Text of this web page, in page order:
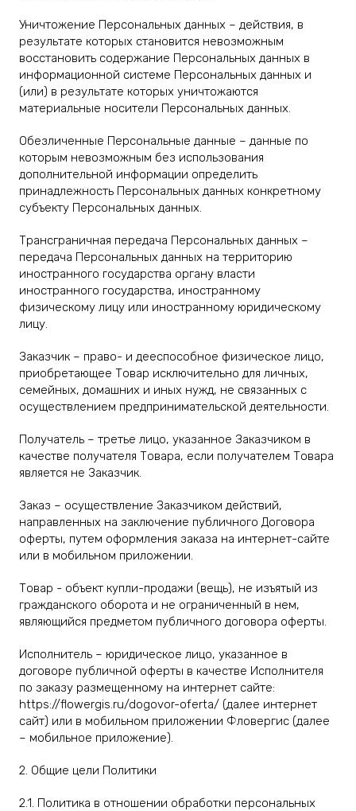
Уничтожение Персональных данных – действия, в
результате которых становится невозможным
восстановить содержание Персональных данных в
информационной системе Персональных данных и
(или) в результате которых уничтожаются
материальные носители Персональных данных.
Обезличенные Персональные данные – данные по
которым невозможным без использования
дополнительной информации определить
принадлежность Персональных данных конкретному
субъекту Персональных данных.
Трансграничная передача Персональных данных –
передача Персональных данных на территорию
иностранного государства органу власти
иностранного государства, иностранному
физическому лицу или иностранному юридическому
лицу.
Заказчик – право- и дееспособное физическое лицо,
приобретающее Товар исключительно для личных,
семейных, домашних и иных нужд, не связанных с
осуществлением предпринимательской деятельности.
Получатель – третье лицо, указанное Заказчиком в
качестве получателя Товара, если получателем Товара
является не Заказчик.
Заказ – осуществление Заказчиком действий,
направленных на заключение публичного Договора
оферты, путем оформления заказа на интернет-сайте
или в мобильном приложении.
Товар - объект купли-продажи (вещь), не изъятый из
гражданского оборота и не ограниченный в нем,
являющийся предметом публичного договора оферты.
Исполнитель – юридическое лицо, указанное в
договоре публичной оферты в качестве Исполнителя
по заказу размещенному на интернет сайте:
https://flowergis.ru/dogovor-oferta/ (далее интернет
сайт) или в мобильном приложении Фловергис (далее
– мобильное приложение).
2. Общие цели Политики
2.1. Политика в отношении обработки персональных